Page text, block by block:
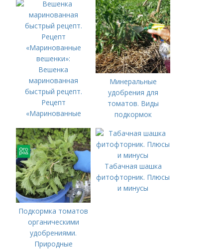
Вешенка
маринованная
быстрый рецепт.
Рецепт
«Маринованные
Минеральные
удобрения для
томатов. Виды
подкормок
Подкормка томатов
органическими
удобрениями.
Природные
Табачная шашка
фитофторник. Плюсы
и минусы